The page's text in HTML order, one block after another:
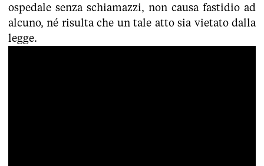
ospedale senza schiamazzi, non causa fastidio ad
alcuno, né risulta che un tale atto sia vietato dalla
legge.